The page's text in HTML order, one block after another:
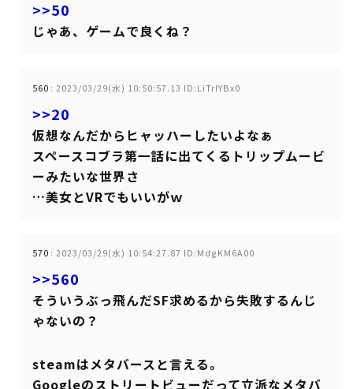
>>50
じゃあ、ゲームで良くね？
560 : 2023/03/29(水) 10:50:57.13 ID:LiTrIYBx0
>>20
仮想なんだからヒャッハーしたいよなぁ
スペースコブラ第一話に出てくるトリップムービ
ーみたいな世界さ
…美女とVRでもいいがｗ
570 : 2023/03/29(水) 10:54:27.87 ID:MdgKM6A00
>>560
そういうぶっ飛んだSF求めるから失敗するんじ
ゃないの？
steamはメタバースと言える。
Googleのストリートビューだって立派なメタバ